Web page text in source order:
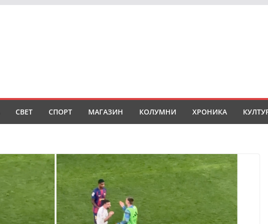
СВЕТ СПОРТ МАГАЗИН КОЛУМНИ ХРОНИКА